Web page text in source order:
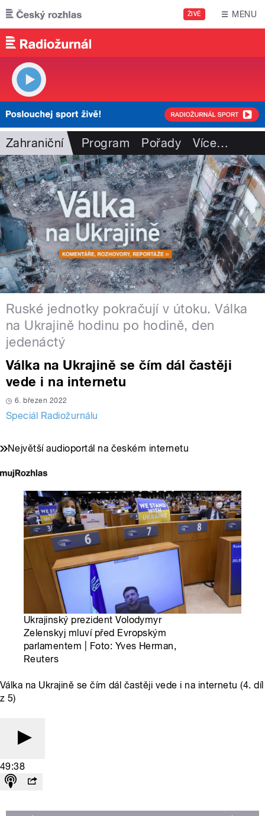
Přejít k hlavnímu obsahu
ŽIVĚ MENU
Zahraniční Program Pořady Více…
Ruské jednotky pokračují v útoku. Válka
na Ukrajině hodinu po hodině, den
jedenáctý
Válka na Ukrajině se čím dál častěji
vede i na internetu
6. březen 2022
Speciál Radiožurnálu
Největší audioportál na českém internetu
Ukrajinský prezident Volodymyr
Zelenskyj mluví před Evropským
parlamentem | Foto: Yves Herman,
Reuters
Válka na Ukrajině se čím dál častěji vede i na internetu (4. díl
z 5)
49:38